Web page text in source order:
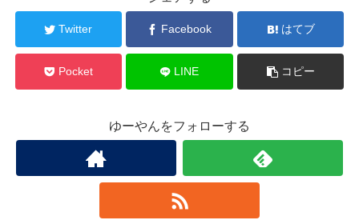
Twitter Facebook はてブ
Pocket LINE コピー
ゆーやんをフォローする